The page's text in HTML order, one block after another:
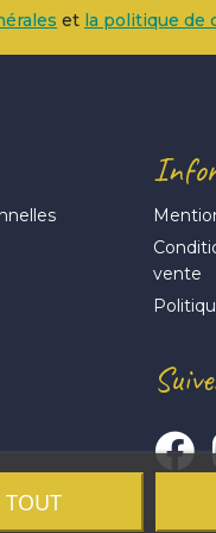
et la politique de
vente
TOUT